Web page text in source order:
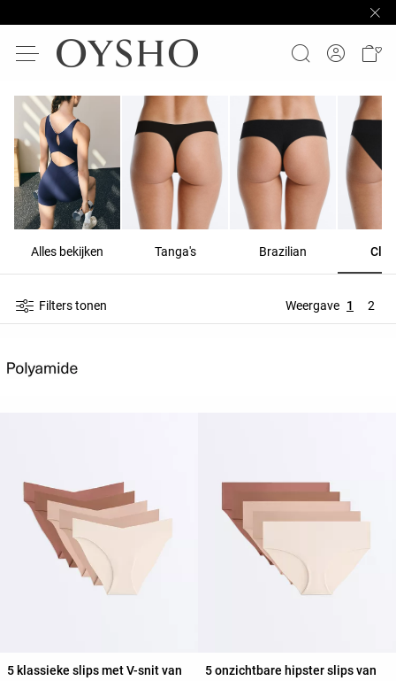
Alles bekijken Tanga's Brazilian
Filters tonen Weergave 1 2
5 klassieke slips met V-snit van
5 onzichtbare hipster slips van